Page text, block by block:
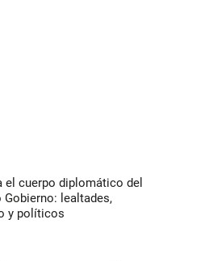
el cuerpo diplomático del
Gobierno: lealtades,
y políticos